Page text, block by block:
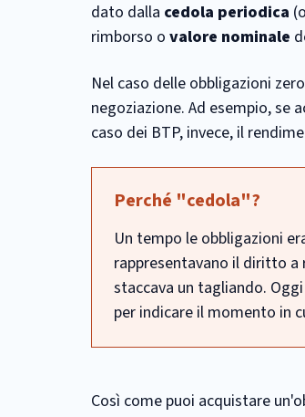
dato dalla cedola periodica
rimborso o valore nominale
Nel caso delle obbligazioni
negoziazione. Ad esempio, se
caso dei BTP, invece, il
Perché "cedola"?
Un tempo le obbligazioni
rappresentavano il diritto a
staccava un tagliando.
per indicare il momento in
Così come puoi acquistare